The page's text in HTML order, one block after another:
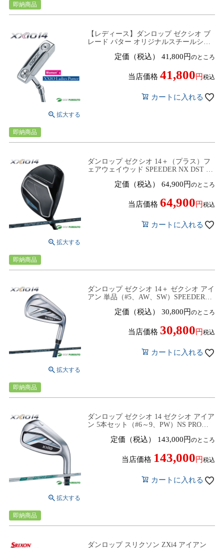
即納商品
【レディース】ダンロップ ゼクシオ ブ
レード パター オリジナルスチールシャ
定価（税込） 41,800 のところ
当店価格 41,800 税込
カートに入れる
即納商品
ダンロップ ゼクシオ 14＋（プラス）フ
ェアウェイウッド SPEEDER NX DST for
[DUNLOP XXIO14 PLUS]
定価（税込） 64,900 のところ
当店価格 64,900 税込
カートに入れる
即納商品
ダンロップ ゼクシオ 14＋ ゼクシオ アイ
アン 単品（#5、AW、SW）SPEEDER
2025年モデル[DUNLOP XXIO14 PLUS]
定価（税込） 30,800 のところ
当店価格 30,800 税込
カートに入れる
即納商品
ダンロップ ゼクシオ 14 ゼクシオ アイア
ン 5本セット（#6～9、PW）NS PRO
年モデル[DUNLOP XXIO14][アイアンセ
定価（税込） 143,000 のところ
当店価格 143,000 税込
カートに入れる
即納商品
ダンロップ スリクソン ZXi4 アイアン